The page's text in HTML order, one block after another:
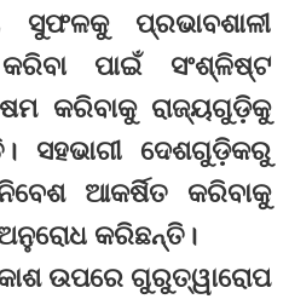
ସୁଫଳକୁ ପ୍ରଭାବଶାଳୀ
ପାଇଁ ସଂଶ୍ଳିଷ୍ଟ
କରିବାକୁ ରାଜ୍ୟଗୁଡ଼ିକୁ
ସହଭାଗୀ ଦେଶଗୁଡ଼ିକରୁ
ଆକର୍ଷିତ କରିବାକୁ
କରିଛନ୍ତି।
ଉପରେ ଗୁରୁତ୍ୱାରୋପ